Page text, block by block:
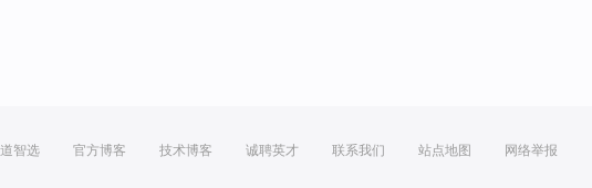
智选 官方博客 技术博客 诚聘英才 联系我们 站点地图 网络举报